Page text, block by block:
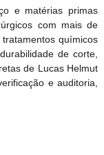
e matérias primas
com mais de
químicos
de corte,
de Lucas Helmut
e auditoria,